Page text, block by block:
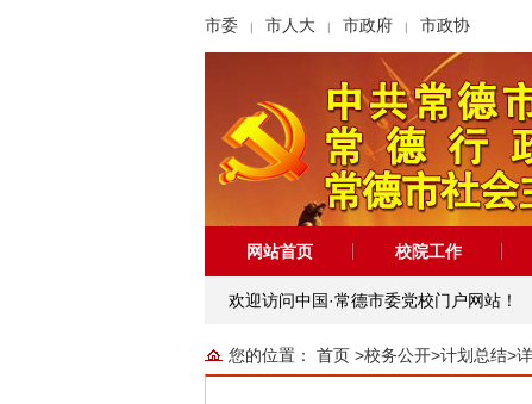
市委 | 市人大 | 市政府 | 市政协
网站首页 校院工作
欢迎访问中国·常德市委党校门户网站！
您的位置： 首页 >校务公开>计划总结>